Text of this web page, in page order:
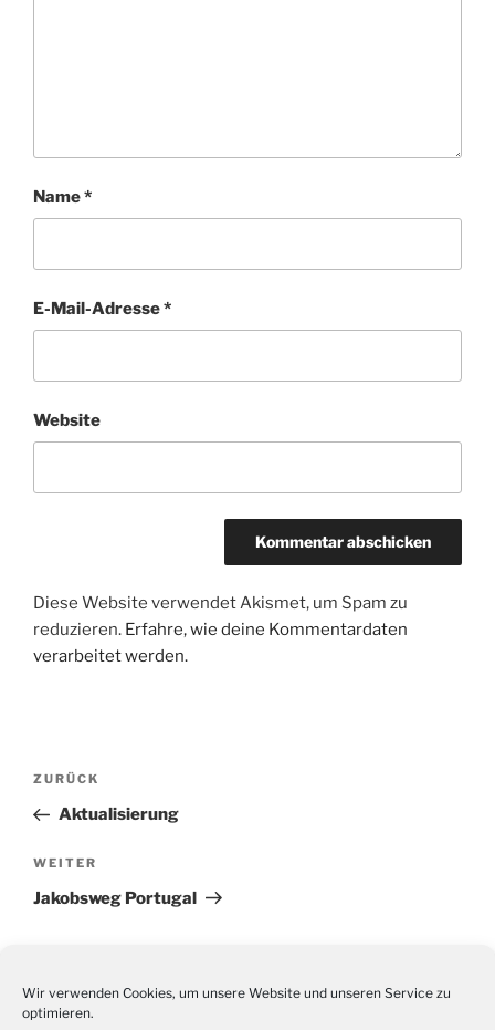
Wir verwenden Cookies, um unsere Website und unseren Service zu
optimieren.
Name*
E-Mail-Adresse*
Website
Diese Website verwendet Akismet, um Spam zu
reduzieren. Erfahre, wie deine Kommentardaten
verarbeitet werden.
Beitragsnavigation
Vorheriger
Beitrag
ZURÜCK
Aktualisierung
Nächster
Beitrag
WEITER
Jakobsweg Portugal